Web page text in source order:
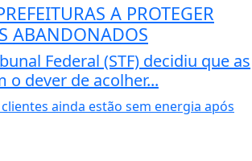
A PROTEGER
ABANDONADOS
Federal (STF) decidiu que as
o dever de acolher...